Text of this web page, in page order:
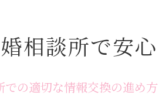
相談所で安
での適切な情報交換の進め方